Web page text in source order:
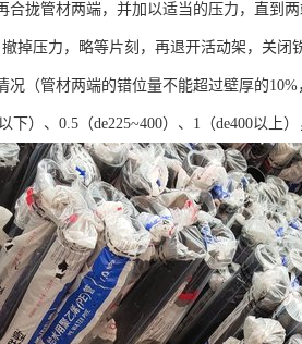
拢管材两端，并加以适当的压力，直到
掉压力，略等片刻，再退开活动架，关闭
（管材两端的错位量不能超过壁厚的
）、0.5（de225~400）、1（de400以上